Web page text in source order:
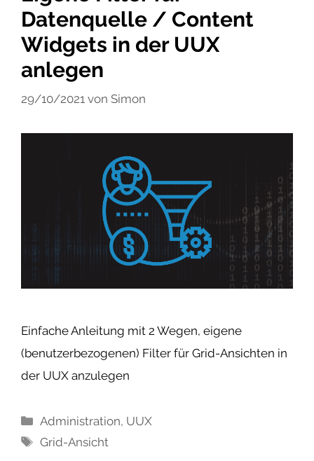
Datenquelle / Content
Widgets in der UUX
anlegen
29/10/2021 von Simon
Einfache Anleitung mit 2 Wegen, eigene
(benutzerbezogenen) Filter für Grid-Ansichten in
der UUX anzulegen
Kategorien
Administration, UUX
Schlagwörter
Grid-Ansicht